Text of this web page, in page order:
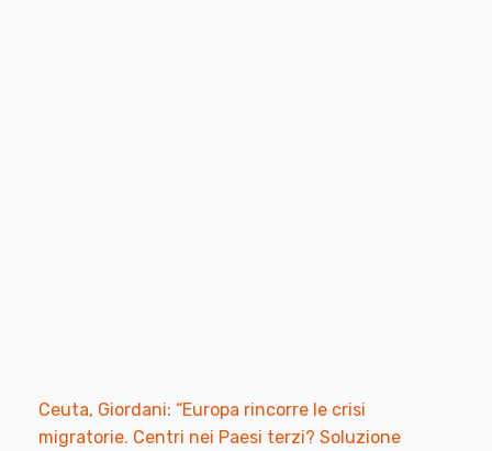
Ceuta, Giordani: “Europa rincorre le crisi
migratorie. Centri nei Paesi terzi? Soluzione